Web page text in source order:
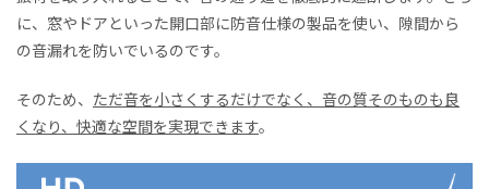
に、窓やドアといった開口部に防音仕様の製品を使い、隙間から
の音漏れを防いでいるのです。
そのため、 ただ音を小さくするだけでなく、音の質そのものも良
くなり、快適な空間を実現できます。